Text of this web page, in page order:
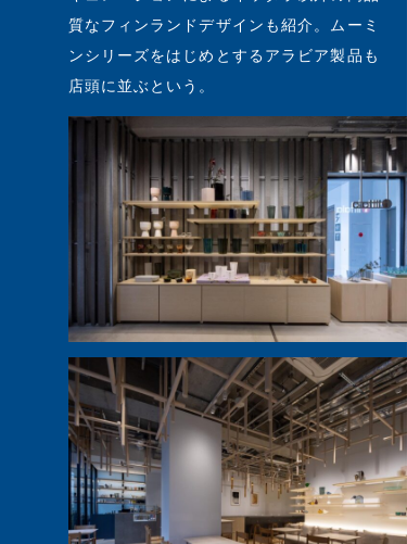
質なフィンランドデザインも紹介。ムーミ
ンシリーズをはじめとするアラビア製品も
店頭に並ぶという。